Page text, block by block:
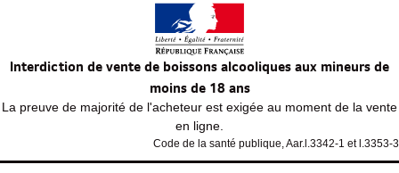
Interdiction de vente de boissons alcooliques aux mineurs de
moins de 18 ans
La preuve de majorité de l'acheteur est exigée au moment de la vente
en ligne.
Code de la santé publique, Aar.l.3342-1 et l.3353-3